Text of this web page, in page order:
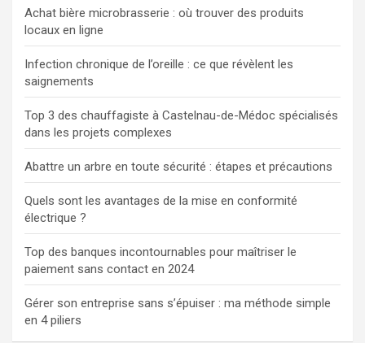
Achat bière microbrasserie : où trouver des produits
locaux en ligne
Infection chronique de l’oreille : ce que révèlent les
saignements
Top 3 des chauffagiste à Castelnau-de-Médoc spécialisés
dans les projets complexes
Abattre un arbre en toute sécurité : étapes et précautions
Quels sont les avantages de la mise en conformité
électrique ?
Top des banques incontournables pour maîtriser le
paiement sans contact en 2024
Gérer son entreprise sans s’épuiser : ma méthode simple
en 4 piliers